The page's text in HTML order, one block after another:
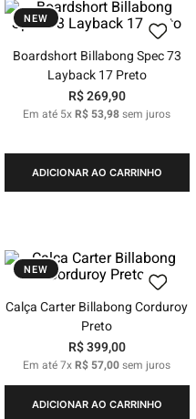
NEW
Boardshort Billabong Spec 73
Layback 17 Preto
R$269,90
Em até 5xR$ 53,98sem juros
ADICIONAR AO CARRINHO
NEW
Calça Carter Billabong Corduroy
Preto
R$399,00
Em até7xR$ 57,00sem juros
ADICIONAR AO CARRINHO